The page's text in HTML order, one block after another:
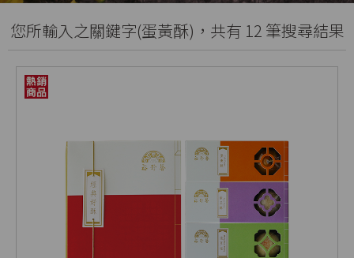
您所輸入之關鍵字(蛋黃酥)，共有 12 筆搜尋結果